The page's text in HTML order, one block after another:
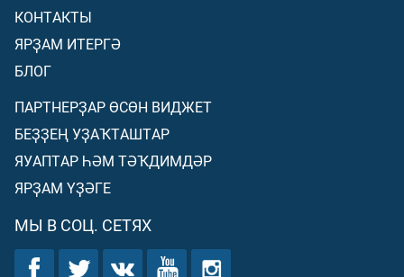
КОНТАКТЫ
ЯРҘАМ ИТЕРГӘ
БЛОГ
ПАРТНЕРҘАР ӨСӨН ВИДЖЕТ
БЕҘҘЕҢ УҘАҠТАШТАР
ЯУАПТАР ҺӘМ ТӘҠДИМДӘР
ЯРҘАМ ҮҘӘГЕ
МЫ В СОЦ. СЕТЯХ